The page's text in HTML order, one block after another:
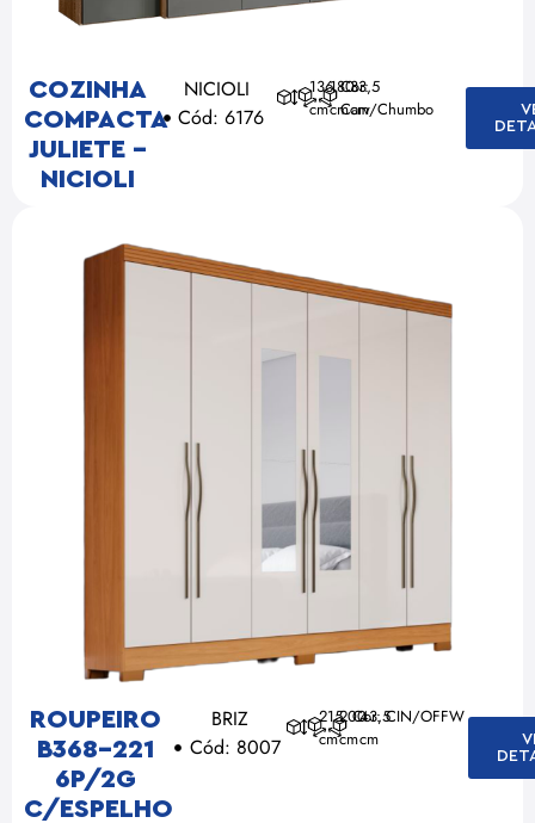
COZINHA
COMPACTA
JULIETE –
NICIOLI
NICIOLI
Cód: 6176
136
cm
180
cm
33,5
cm
Cor:
Carv/Chumbo
ROUPEIRO
B368-221
6P/2G
C/ESPELHO
BRIZ
Cód: 8007
215
cm
200
cm
43,5
cm
Cor: CIN/OFFW